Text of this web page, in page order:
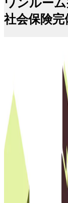
ワンルー
社会保険完